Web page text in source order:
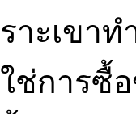
าะเขา
ช่การซื้